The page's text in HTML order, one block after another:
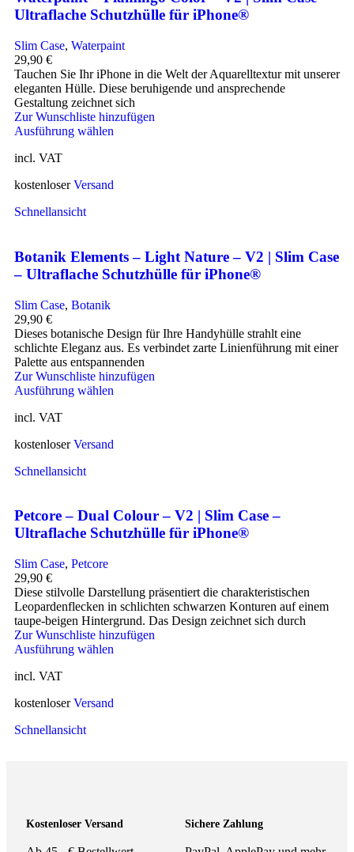
Ultraflache Schutzhülle für iPhone®
Slim Case, Waterpaint
29,90 €
Tauchen Sie Ihr iPhone in die Welt der Aquarelltextur mit unserer
eleganten Hülle. Diese beruhigende und ansprechende
Gestaltung zeichnet sich
Zur Wunschliste hinzufügen
Ausführung wählen
incl. VAT
kostenloserVersand
Schnellansicht
Botanik Elements – Light Nature – V2 | Slim Case
– Ultraflache Schutzhülle für iPhone®
Slim Case, Botanik
29,90 €
Dieses botanische Design für Ihre Handyhülle strahlt eine
schlichte Eleganz aus. Es verbindet zarte Linienführung mit einer
Palette aus entspannenden
Zur Wunschliste hinzufügen
Ausführung wählen
incl. VAT
kostenloserVersand
Schnellansicht
Petcore – Dual Colour – V2 | Slim Case –
Ultraflache Schutzhülle für iPhone®
Slim Case, Petcore
29,90 €
Diese stilvolle Darstellung präsentiert die charakteristischen
Leopardenflecken in schlichten schwarzen Konturen auf einem
taupe-beigen Hintergrund. Das Design zeichnet sich durch
Zur Wunschliste hinzufügen
Ausführung wählen
incl. VAT
kostenloserVersand
Schnellansicht
Kostenloser Versand Sichere Zahlung